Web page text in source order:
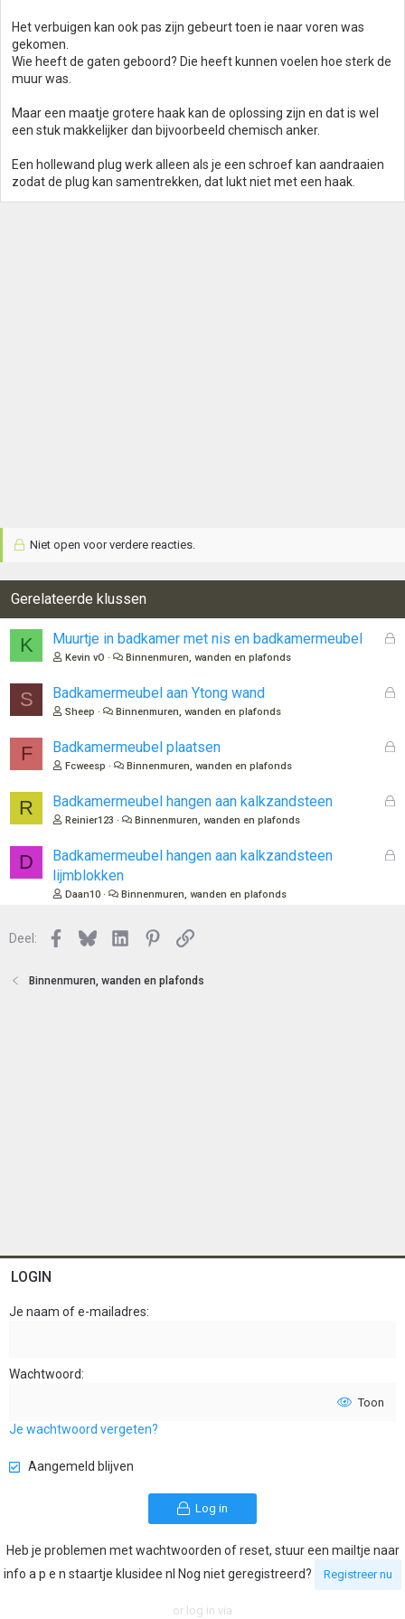
Het verbuigen kan ook pas zijn gebeurt toen ie naar voren was
gekomen.
Wie heeft de gaten geboord? Die heeft kunnen voelen hoe sterk de
muur was.
Maar een maatje grotere haak kan de oplossing zijn en dat is wel
een stuk makkelijker dan bijvoorbeeld chemisch anker.
Een hollewand plug werk alleen als je een schroef kan aandraaien
zodat de plug kan samentrekken, dat lukt niet met een haak.
Niet open voor verdere reacties.
Gerelateerde klussen
K
G
n
Muurtje in badkamer met nis en badkamermeubel
Kevin vO Binnenmuren, wanden en plafonds
S
G
n
Badkamermeubel aan Ytong wand
Sheep Binnenmuren, wanden en plafonds
F
G
n
Badkamermeubel plaatsen
Fcweesp Binnenmuren, wanden en plafonds
R
G
Badkamermeubel hangen aan kalkzandsteen
Reinier123 Binnenmuren, wanden en plafonds
D
G
Badkamermeubel hangen aan kalkzandsteen
lijmblokken
Daan10 Binnenmuren, wanden en plafonds
Deel: Facebook
BlueskyLinkedInPinterest
Link
Binnenmuren, wanden en plafonds
LOGIN
Je naam of e-mailadres
Wachtwoord
Toon
Je wachtwoord vergeten?
Aangemeld blijven
Log in
Heb je problemen met wachtwoorden of reset, stuur een mailtje naar
info a p e n staartje klusidee nl Nog niet geregistreerd?
Registreer nu
or log in via